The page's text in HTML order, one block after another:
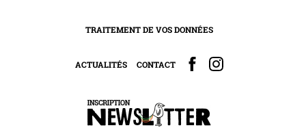
TRAITEMENT DE VOS DONNÉES
ACTUALITÉS CONTACT